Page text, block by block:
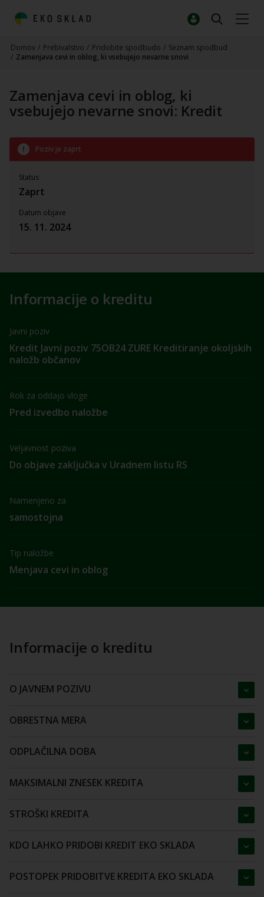
Domov / Prebivalstvo / Pridobite spodbudo / Seznam spodbud
/ Zamenjava cevi in oblog, ki vsebujejo nevarne snovi
Zamenjava cevi in oblog, ki
vsebujejo nevarne snovi: Kredit
Informacije o kreditu
Javni poziv
Kredit Javni poziv 75OB24 ZURE Kreditiranje okoljskih
naložb občanov
Rok za oddajo vloge
Pred izvedbo naložbe
Veljavnost poziva
Do objave zaključka v Uradnem listu RS
Namenjeno za
samostojna
Tip naložbe
Menjava cevi in oblog
Informacije o kreditu
O JAVNEM POZIVU
OBRESTNA MERA
ODPLAČILNA DOBA
MAKSIMALNI ZNESEK KREDITA
STROŠKI KREDITA
KDO LAHKO PRIDOBI KREDIT EKO SKLADA
POSTOPEK PRIDOBITVE KREDITA EKO SKLADA
Poziv je zaprt
Status
Zaprt
Datum objave
15. 11. 2024